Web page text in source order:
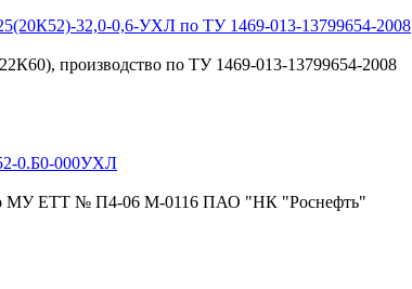
32,0-0,6-УХЛ по ТУ 1469-013-13799654-2008
производство по ТУ 1469-013-13799654-2008
0.Б0-000УХЛ
МУ ЕТТ № П4-06 М-0116 ПАО "НК "Роснефть"